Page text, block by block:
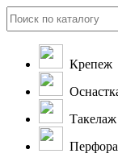
Крепеж
Такелаж